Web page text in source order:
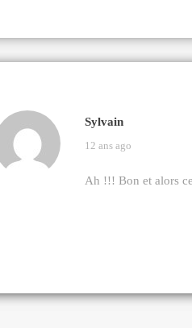
Sylvain
12 ans ago
Ah !!! Bon et alors